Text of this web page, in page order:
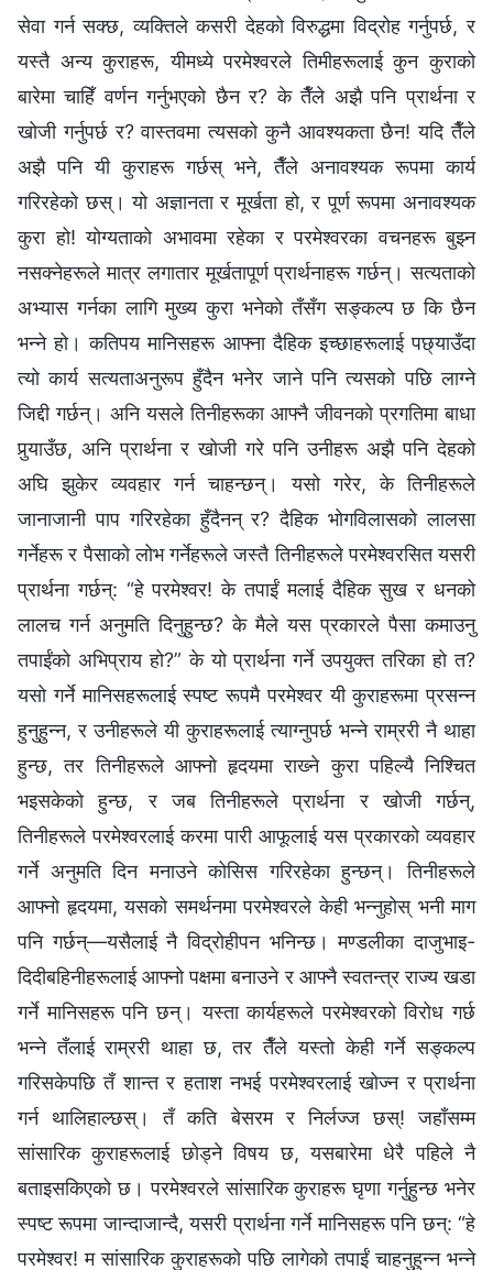
सेवा गर्न सक्छ, व्यक्तिले कसरी देहको विरुद्धमा विद्रोह गर्नुपर्छ, र
यस्तै अन्य कुराहरू, यीमध्ये परमेश्‍वरले तिमीहरूलाई कुन कुराको
बारेमा चाहिँ वर्णन गर्नुभएको छैन र? के तैँले अझै पनि प्रार्थना र
खोजी गर्नुपर्छ र? वास्तवमा त्यसको कुनै आवश्यकता छैन! यदि तैँले
अझै पनि यी कुराहरू गर्छस् भने, तैँले अनावश्यक रूपमा कार्य
गरिरहेको छस्। यो अज्ञानता र मूर्खता हो, र पूर्ण रूपमा अनावश्यक
कुरा हो! योग्यताको अभावमा रहेका र परमेश्‍वरका वचनहरू बुझ्न
नसक्‍नेहरूले मात्र लगातार मूर्खतापूर्ण प्रार्थनाहरू गर्छन्। सत्यताको
अभ्यास गर्नका लागि मुख्य कुरा भनेको तँसँग सङ्कल्प छ कि छैन
भन्‍ने हो। कतिपय मानिसहरू आफ्ना दैहिक इच्छाहरूलाई पछ्याउँदा
त्यो कार्य सत्यताअनुरूप हुँदैन भनेर जाने पनि त्यसको पछि लाग्‍ने
जिद्दी गर्छन्। अनि यसले तिनीहरूका आफ्नै जीवनको प्रगतिमा बाधा
पुर्‍याउँछ, अनि प्रार्थना र खोजी गरे पनि उनीहरू अझै पनि देहको
अघि झुकेर व्यवहार गर्न चाहन्छन्। यसो गरेर, के तिनीहरूले
जानाजानी पाप गरिरहेका हुँदैनन् र? दैहिक भोगविलासको लालसा
गर्नेहरू र पैसाको लोभ गर्नेहरूले जस्तै तिनीहरूले परमेश्‍वरसित यसरी
प्रार्थना गर्छन्: “हे परमेश्‍वर! के तपाईं मलाई दैहिक सुख र धनको
लालच गर्न अनुमति दिनुहुन्छ? के मैले यस प्रकारले पैसा कमाउनु
तपाईंको अभिप्राय हो?” के यो प्रार्थना गर्ने उपयुक्त तरिका हो त?
यसो गर्ने मानिसहरूलाई स्पष्ट रूपमै परमेश्‍वर यी कुराहरूमा प्रसन्‍न
हुनुहुन्‍न, र उनीहरूले यी कुराहरूलाई त्याग्‍नुपर्छ भन्‍ने राम्ररी नै थाहा
हुन्छ, तर तिनीहरूले आफ्नो हृदयमा राख्‍ने कुरा पहिल्यै निश्‍चित
भइसकेको हुन्छ, र जब तिनीहरूले प्रार्थना र खोजी गर्छन्,
तिनीहरूले परमेश्‍वरलाई करमा पारी आफूलाई यस प्रकारको व्यवहार
गर्ने अनुमति दिन मनाउने कोसिस गरिरहेका हुन्छन्। तिनीहरूले
आफ्नो हृदयमा, यसको समर्थनमा परमेश्‍वरले केही भन्‍नुहोस् भनी माग
पनि गर्छन्—यसैलाई नै विद्रोहीपन भनिन्छ। मण्डलीका दाजुभाइ-
दिदीबहिनीहरूलाई आफ्नो पक्षमा बनाउने र आफ्नै स्वतन्त्र राज्य खडा
गर्ने मानिसहरू पनि छन्। यस्ता कार्यहरूले परमेश्‍वरको विरोध गर्छ
भन्‍ने तँलाई राम्ररी थाहा छ, तर तैँले यस्तो केही गर्ने सङ्कल्‍प
गरिसकेपछि तँ शान्त र हताश नभई परमेश्‍वरलाई खोज्न र प्रार्थना
गर्न थालिहाल्छस्। तँ कति बेसरम र निर्लज्‍ज छस्! जहाँसम्म
सांसारिक कुराहरूलाई छोड्ने विषय छ, यसबारेमा धेरै पहिले नै
बताइसकिएको छ। परमेश्‍वरले सांसारिक कुराहरू घृणा गर्नुहुन्छ भनेर
स्पष्ट रूपमा जान्दाजान्दै, यसरी प्रार्थना गर्ने मानिसहरू पनि छन्: “हे
परमेश्‍वर! म सांसारिक कुराहरूको पछि लागेको तपाईं चाहनुहुन्‍न भन्‍ने